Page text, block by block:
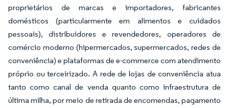
proprietários de marcas e importadores, fabricantes
domésticos (particularmente em alimentos e cuidados
pessoais), distribuidores e revendedores, operadores de
comércio moderno (hipermercados, supermercados, redes de
conveniência) e plataformas de e-commerce com atendimento
próprio ou terceirizado. A rede de lojas de conveniência atua
tanto como canal de venda quanto como infraestrutura de
última milha, por meio de retirada de encomendas, pagamento